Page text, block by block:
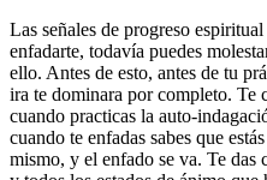
Las señales de progreso
enfadarte, todavía puedes
ello. Antes de esto, antes de tu
ira te dominara por completo. Te
cuando practicas la auto-
cuando te enfadas sabes que
mismo, y el enfado se va. Te das